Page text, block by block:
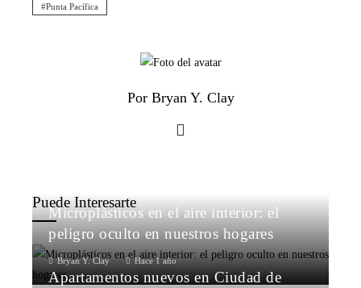
Punta Pacífica
Por Bryan Y. Clay
Puede Interesarte
Microplásticos en el aire interior: el
peligro oculto en nuestros hogares
Bryan Y. Clay Hace 1 año
Apartamentos nuevos en Ciudad de